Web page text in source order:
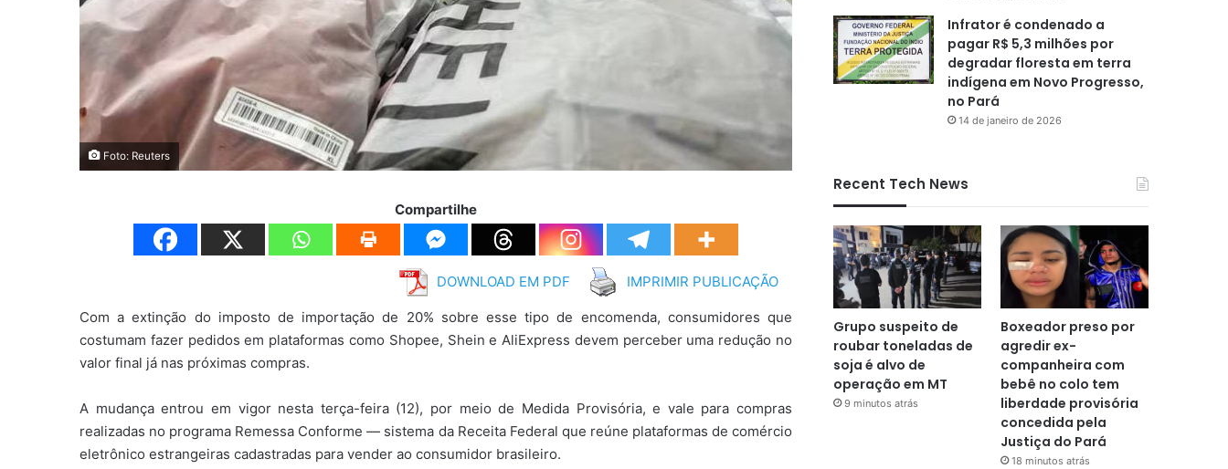
Foto: Reuters
Compartilhe
DOWNLOAD EM PDF IMPRIMIR PUBLICAÇÃO
Com a extinção do imposto de importação de 20% sobre esse tipo de encomenda, consumidores que
costumam fazer pedidos em plataformas como Shopee, Shein e AliExpress devem perceber uma redução no
valor final já nas próximas compras.
A mudança entrou em vigor nesta terça-feira (12), por meio de Medida Provisória, e vale para compras
realizadas no programa Remessa Conforme — sistema da Receita Federal que reúne plataformas de comércio
eletrônico estrangeiras cadastradas para vender ao consumidor brasileiro.
Infrator é condenado a
pagar R$ 5,3 milhões por
degradar floresta em terra
indígena em Novo Progresso,
no Pará
14 de janeiro de 2026
Recent Tech News
Grupo suspeito de
roubar toneladas de
soja é alvo de
operação em MT
9 minutos atrás
Boxeador preso por
agredir ex-
companheira com
bebê no colo tem
liberdade provisória
concedida pela
Justiça do Pará
18 minutos atrás